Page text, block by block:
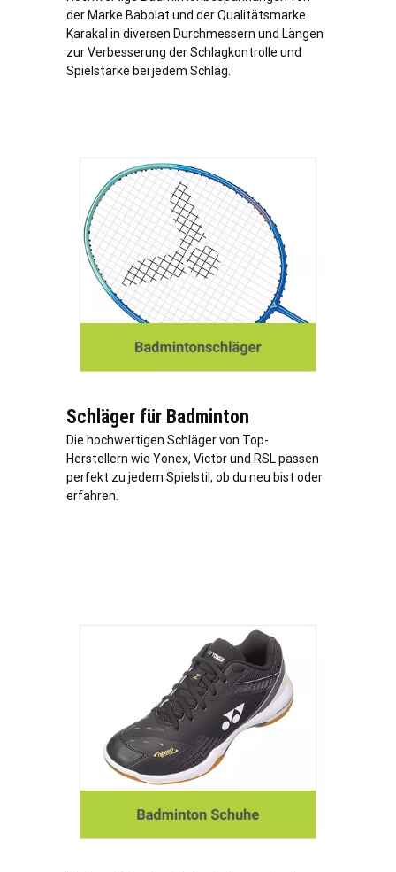
der Marke Babolat und der Qualitätsmarke
Karakal in diversen Durchmessern und Längen
zur Verbesserung der Schlagkontrolle und
Spielstärke bei jedem Schlag.
Schläger für Badminton
Die hochwertigen Schläger von Top-
Herstellern wie Yonex, Victor und RSL passen
perfekt zu jedem Spielstil, ob du neu bist oder
erfahren.